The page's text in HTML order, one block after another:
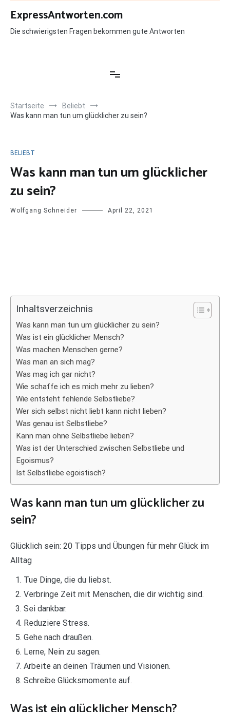
Zum
Inhalt
springen
ExpressAntworten.com
Die schwierigsten Fragen bekommen gute Antworten
Startseite
Beliebt
Was kann man tun um glücklicher zu sein?
BELIEBT
Was kann man tun um glücklicher
zu sein?
Wolfgang Schneider April 22, 2021
Inhaltsverzeichnis
Was kann man tun um glücklicher zu sein?
Was ist ein glücklicher Mensch?
Was machen Menschen gerne?
Was man an sich mag?
Was mag ich gar nicht?
Wie schaffe ich es mich mehr zu lieben?
Wie entsteht fehlende Selbstliebe?
Wer sich selbst nicht liebt kann nicht lieben?
Was genau ist Selbstliebe?
Kann man ohne Selbstliebe lieben?
Was ist der Unterschied zwischen Selbstliebe und
Egoismus?
Ist Selbstliebe egoistisch?
Was kann man tun um glücklicher zu
sein?
Glücklich sein: 20 Tipps und Übungen für mehr Glück im
Alltag
Tue Dinge, die du liebst.
Verbringe Zeit mit Menschen, die dir wichtig sind.
Sei dankbar.
Reduziere Stress.
Gehe nach draußen.
Lerne, Nein zu sagen.
Arbeite an deinen Träumen und Visionen.
Schreibe Glücksmomente auf.